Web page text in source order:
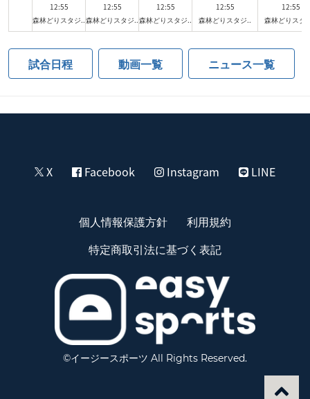
12:55
森林どりスタジ..
12:55
森林どりスタジ..
12:55
森林どりスタジ..
12:55
森林どりスタジ..
12:55
森林どりスタ
試合日程 動画一覧 ニュース一覧
X Facebook Instagram LINE
個人情報保護方針
利用規約
特定商取引法に基づく表記
©イージースポーツ All Rights Reserved.